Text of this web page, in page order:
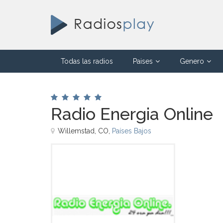
Todas las radios Paises Genero
Radio Energia Online
Willemstad, CO, Países Bajos